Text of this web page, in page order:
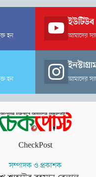
হন
ইউটিউব
আমাদের
হন আমাদের
CheckPost
সম্পাদক ও প্রকাশক